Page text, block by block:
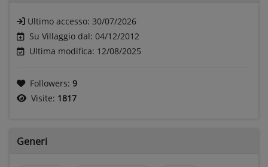
Ultimo accesso: 30/07/2026
Su Villaggio dal: 04/12/2012
Ultima modifica: 12/08/2025
Followers: 9
Visite: 1817
Generi